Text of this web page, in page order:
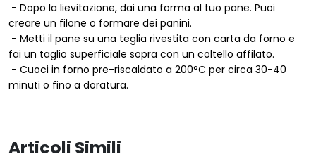
- Dopo la lievitazione, dai una forma al tuo pane. Puoi
creare un filone o formare dei panini.
- Metti il pane su una teglia rivestita con carta da forno e
fai un taglio superficiale sopra con un coltello affilato.
- Cuoci in forno pre-riscaldato a 200°C per circa 30-40
minuti o fino a doratura.
Articoli Simili